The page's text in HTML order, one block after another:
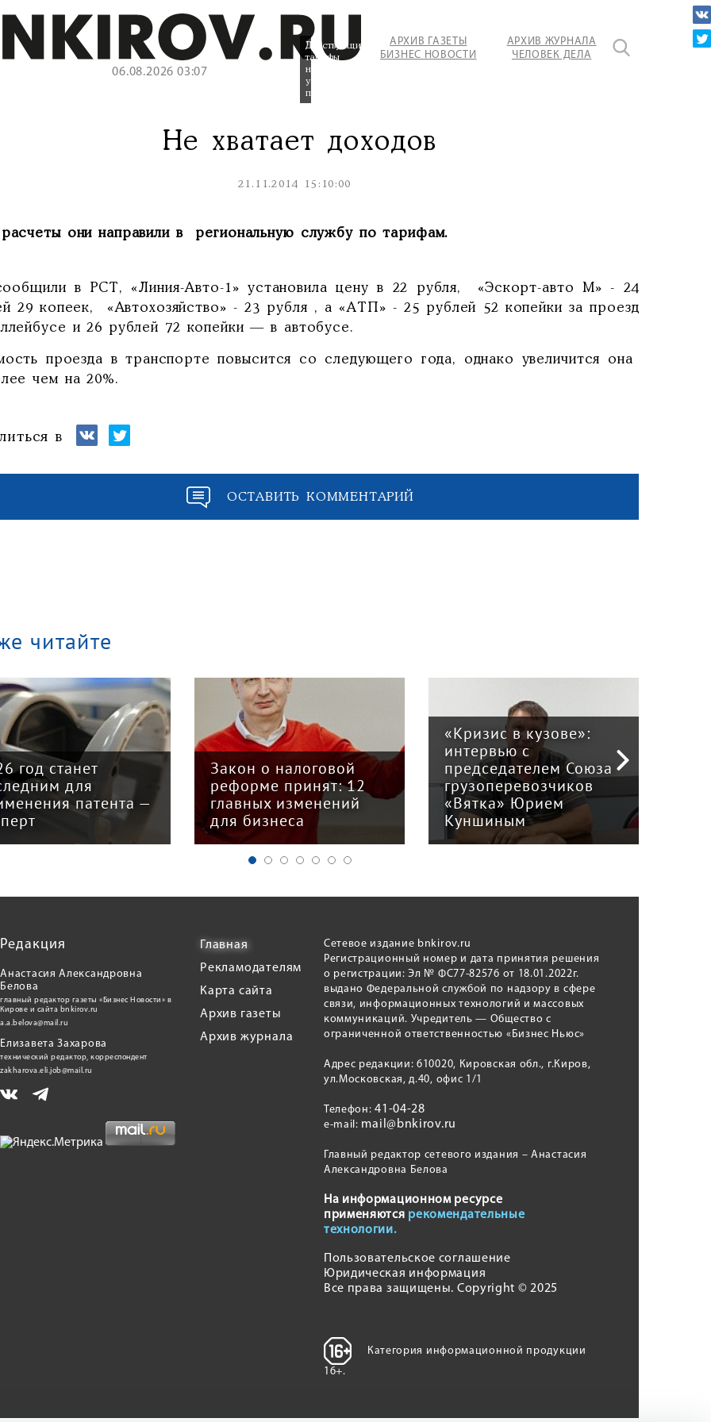
06.08.2026 03:07
АРХИВ ГАЗЕТЫ
БИЗНЕС НОВОСТИ
АРХИВ ЖУРНАЛА
ЧЕЛОВЕК ДЕЛА
Действующие
тарифы
не
устраивают
перевозчиков.
Не хватает доходов
21.11.2014 15:10:00
они направили в региональную службу по тарифам.
в РСТ, «Линия-Авто-1» установила цену в 22 рубля, «Эскорт-авто М» - 24
29 копеек, «Автохозяйство» - 23 рубля , а «АТП» - 25 рублей 52 копейки за проезд
и 26 рублей 72 копейки — в автобусе.
проезда в транспорте повысится со следующего года, однако увеличится она
чем на 20%.
в
ОСТАВИТЬ КОММЕНТАРИЙ
читайте
год станет
для
патента —
Закон о налоговой
реформе принят: 12
главных изменений
для бизнеса
«Кризис в кузове»:
интервью с
председателем Союза
грузоперевозчиков
«Вятка» Юрием
Куншиным
Редакция
Анастасия Александровна
Белова
главный редактор газеты «Бизнес Новости» в
Кирове и сайта bnkirov.ru
a.a.belova@mail.ru
Елизавета Захарова
технический редактор, корреспондент
zakharova.eli.job@mail.ru
Главная
Рекламодателям
Карта сайта
Архив газеты
Архив журнала
Сетевое издание bnkirov.ru
Регистрационный номер и дата принятия решения
о регистрации: Эл № ФС77-82576 от 18.01.2022г.
выдано Федеральной службой по надзору в сфере
связи, информационных технологий и массовых
коммуникаций. Учредитель — Общество с
ограниченной ответственностью «Бизнес Ньюс»
Адрес редакции: 610020, Кировская обл., г.Киров,
ул.Московская, д.40, офис 1/1
Телефон:41-04-28
e-mail: mail@bnkirov.ru
Главный редактор сетевого издания – Анастасия
Александровна Белова
На информационном ресурсе
применяются рекомендательные
технологии.
Пользовательское соглашение
Юридическая информация
Все права защищены. Copyright © 2025
Категория информационной продукции
16+.